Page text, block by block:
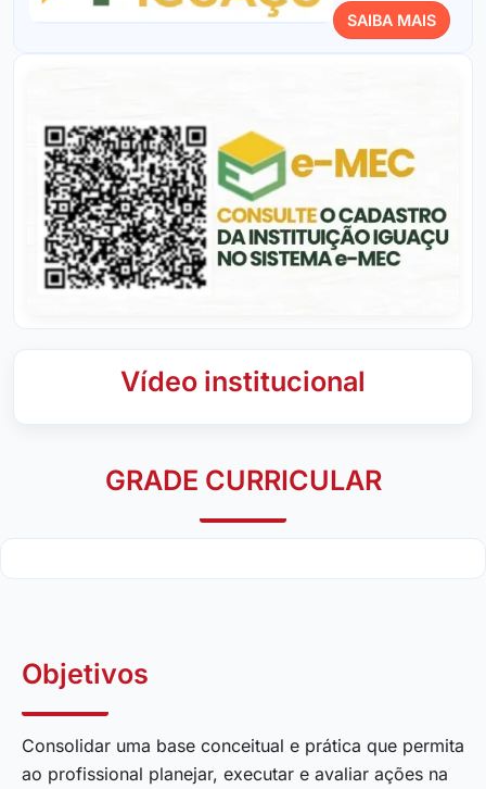
SAIBA MAIS
Vídeo institucional
GRADE CURRICULAR
Objetivos
Consolidar uma base conceitual e prática que permita
ao profissional planejar, executar e avaliar ações na